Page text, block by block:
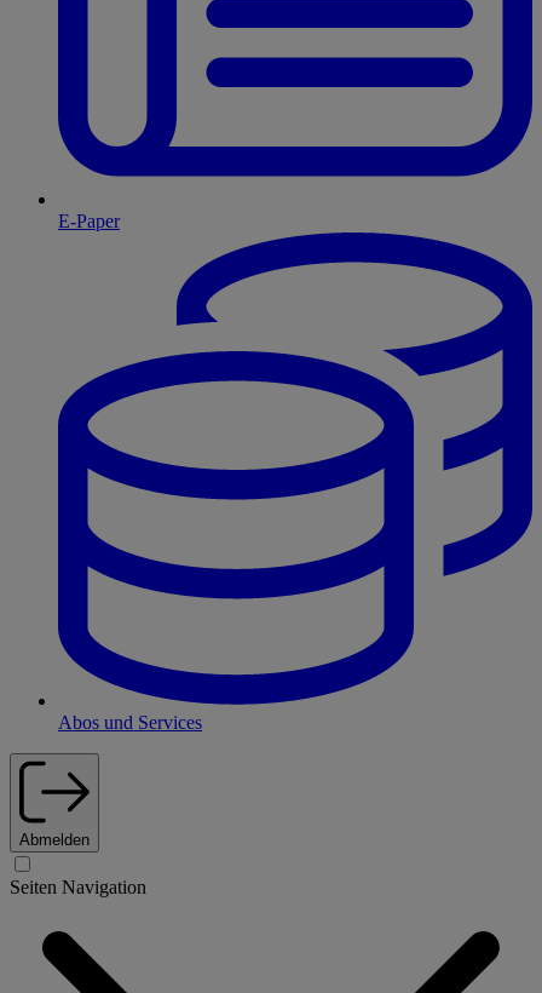
E-Paper
Abos und Services
Abmelden
Seiten Navigation